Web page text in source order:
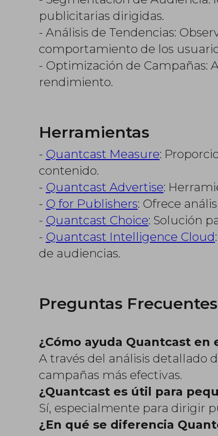
publicitarias dirigidas.
- Análisis de Tendencias:
comportamiento de los
- Optimización de Campañas:
rendimiento.
Herramientas
- Quantcast Measure:
contenido.
- Quantcast Advertise:
- Q for Publishers: Ofrece
- Quantcast Choice: Solución
- Quantcast Intelligence Cloud
de audiencias.
Preguntas Frecuentes
¿Cómo ayuda Quantcast
A través del análisis detallado
campañas más efectivas.
¿Quantcast es útil para
Sí, especialmente para dirigir
¿En qué se diferencia